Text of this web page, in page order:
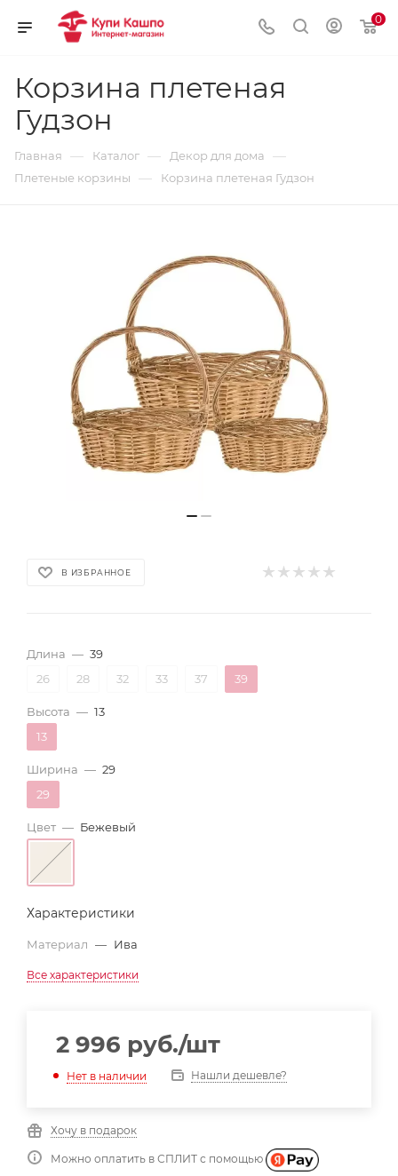
0
Корзина плетеная
Гудзон
Главная — Каталог — Декор для дома —
Плетеные корзины — Корзина плетеная Гудзон
В ИЗБРАННОЕ
Длина — 39
26
28 32 33 37 39
Высота — 13
13
Ширина — 29
29
Цвет — Бежевый
Характеристики
Материал — Ива
Все характеристики
2 996 руб./шт
Нет в наличии Нашли дешевле?
Хочу в подарок
Можно оплатить в СПЛИТ с помощью